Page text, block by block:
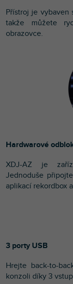
Přístroj je vybaven
takže můžete
obrazovce.
Hardwarové
XDJ-AZ je
Jednoduše
aplikací rekordbox
3 porty USB
Hrejte back-to-
konzoli díky 3